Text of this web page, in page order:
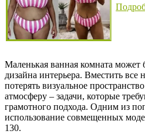
Маленькая ванная комната может
дизайна интерьера. Вместить
потерять визуальное
атмосферу – задачи, которые
грамотного подхода. Одним из
использование совмещенных
130.